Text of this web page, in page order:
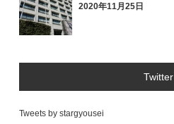
2020年11月25日
Twitter
Tweets by stargyousei